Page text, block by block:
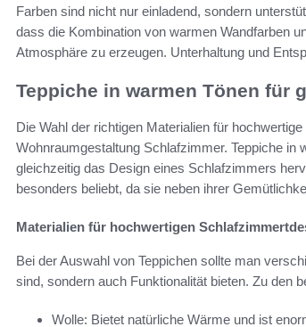
Farben sind nicht nur einladend, sondern
dass die Kombination von warmen Wandfarben
Atmosphäre zu erzeugen. Unterhaltung und
Teppiche in warmen Tönen für
Die Wahl der richtigen Materialien für
Wohnraumgestaltung Schlafzimmer. Teppiche
gleichzeitig das Design eines Schlafzimmers
besonders beliebt, da sie neben ihrer
Materialien für hochwertigen
Bei der Auswahl von Teppichen sollte man
sind, sondern auch Funktionalität bieten. Zu den
Wolle: Bietet natürliche Wärme und ist